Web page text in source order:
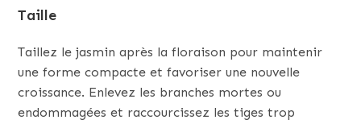
Taille
Taillez le jasmin après la floraison pour maintenir
une forme compacte et favoriser une nouvelle
croissance. Enlevez les branches mortes ou
endommagées et raccourcissez les tiges trop